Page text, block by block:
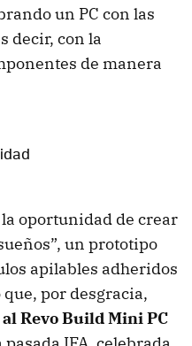
un PC con las
decir, con la
de manera
oportunidad de crear
un prototipo
apilables adheridos
por desgracia,
Revo Build Mini PC